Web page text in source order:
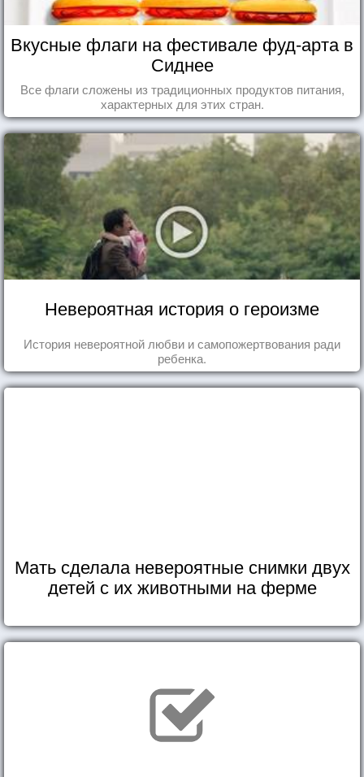
Вкусные флаги на фестивале фуд-арта в
Сиднее
Все флаги сложены из традиционных продуктов питания,
характерных для этих стран.
Невероятная история о героизме
История невероятной любви и самопожертвования ради
ребенка.
Мать сделала невероятные снимки двух
детей с их животными на ферме